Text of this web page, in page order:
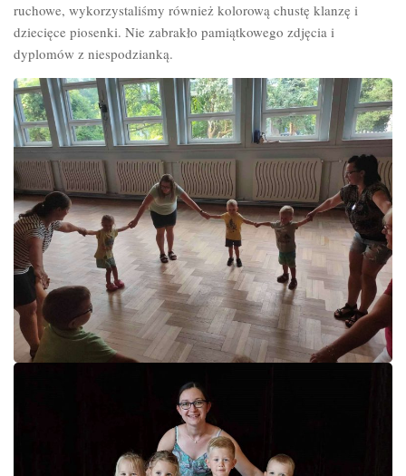
ruchowe, wykorzystaliśmy również kolorową chustę klanzę i
dziecięce piosenki. Nie zabrakło pamiątkowego zdjęcia i
dyplomów z niespodzianką.